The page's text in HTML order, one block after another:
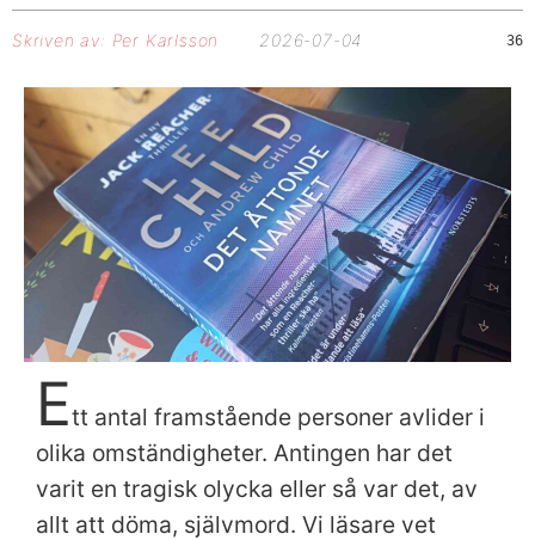
Skriven av: Per Karlsson 2026-07-04 36
Ett antal framstående personer avlider i
olika omständigheter. Antingen har det
varit en tragisk olycka eller så var det, av
allt att döma, självmord. Vi läsare vet